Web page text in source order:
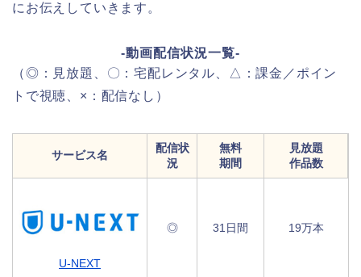
にお伝えしていきます。
-動画配信状況一覧-
（◎：見放題、〇：宅配レンタル、△：課金／ポイン
トで視聴、×：配信なし）
サービス名
配信状
況
無料
期間
見放題
作品数
U-NEXT
◎ 31日間 19万本